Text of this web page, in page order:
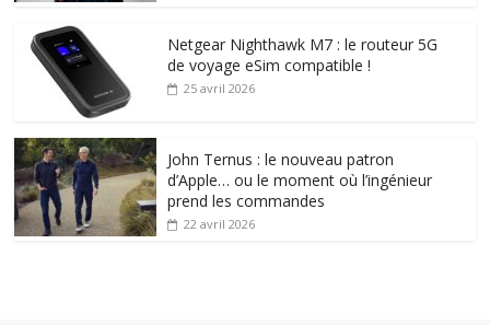
Netgear Nighthawk M7 : le routeur 5G
de voyage eSim compatible !
25 avril 2026
John Ternus : le nouveau patron
d’Apple… ou le moment où l’ingénieur
prend les commandes
22 avril 2026